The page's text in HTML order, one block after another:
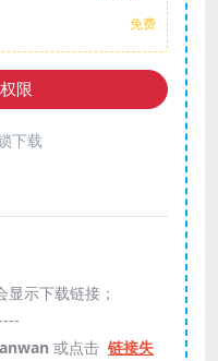
免费
限
下载
示下载链接；
或点击 链接失